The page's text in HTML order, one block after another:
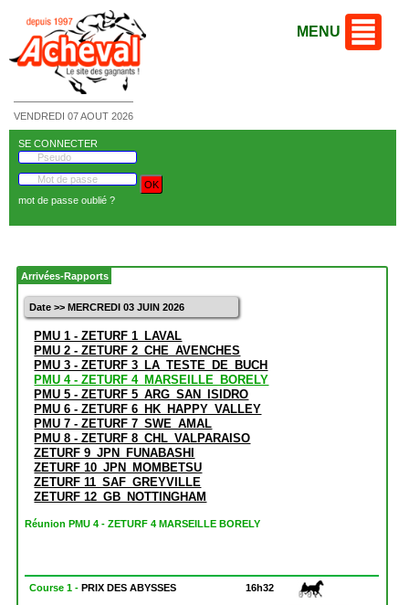
VENDREDI 07 AOUT 2026
MENU
SE CONNECTER
mot de passe oublié ?
Arrivées-Rapports
Date >> MERCREDI 03 JUIN 2026
PMU 1 - ZETURF 1_LAVAL
PMU 2 - ZETURF 2_CHE_AVENCHES
PMU 3 - ZETURF 3_LA_TESTE_DE_BUCH
PMU 4 - ZETURF 4_MARSEILLE_BORELY
PMU 5 - ZETURF 5_ARG_SAN_ISIDRO
PMU 6 - ZETURF 6_HK_HAPPY_VALLEY
PMU 7 - ZETURF 7_SWE_AMAL
PMU 8 - ZETURF 8_CHL_VALPARAISO
ZETURF 9_JPN_FUNABASHI
ZETURF 10_JPN_MOMBETSU
ZETURF 11_SAF_GREYVILLE
ZETURF 12_GB_NOTTINGHAM
Réunion PMU 4 - ZETURF 4 MARSEILLE BORELY
Course 1 -PRIX DES ABYSSES 16h32